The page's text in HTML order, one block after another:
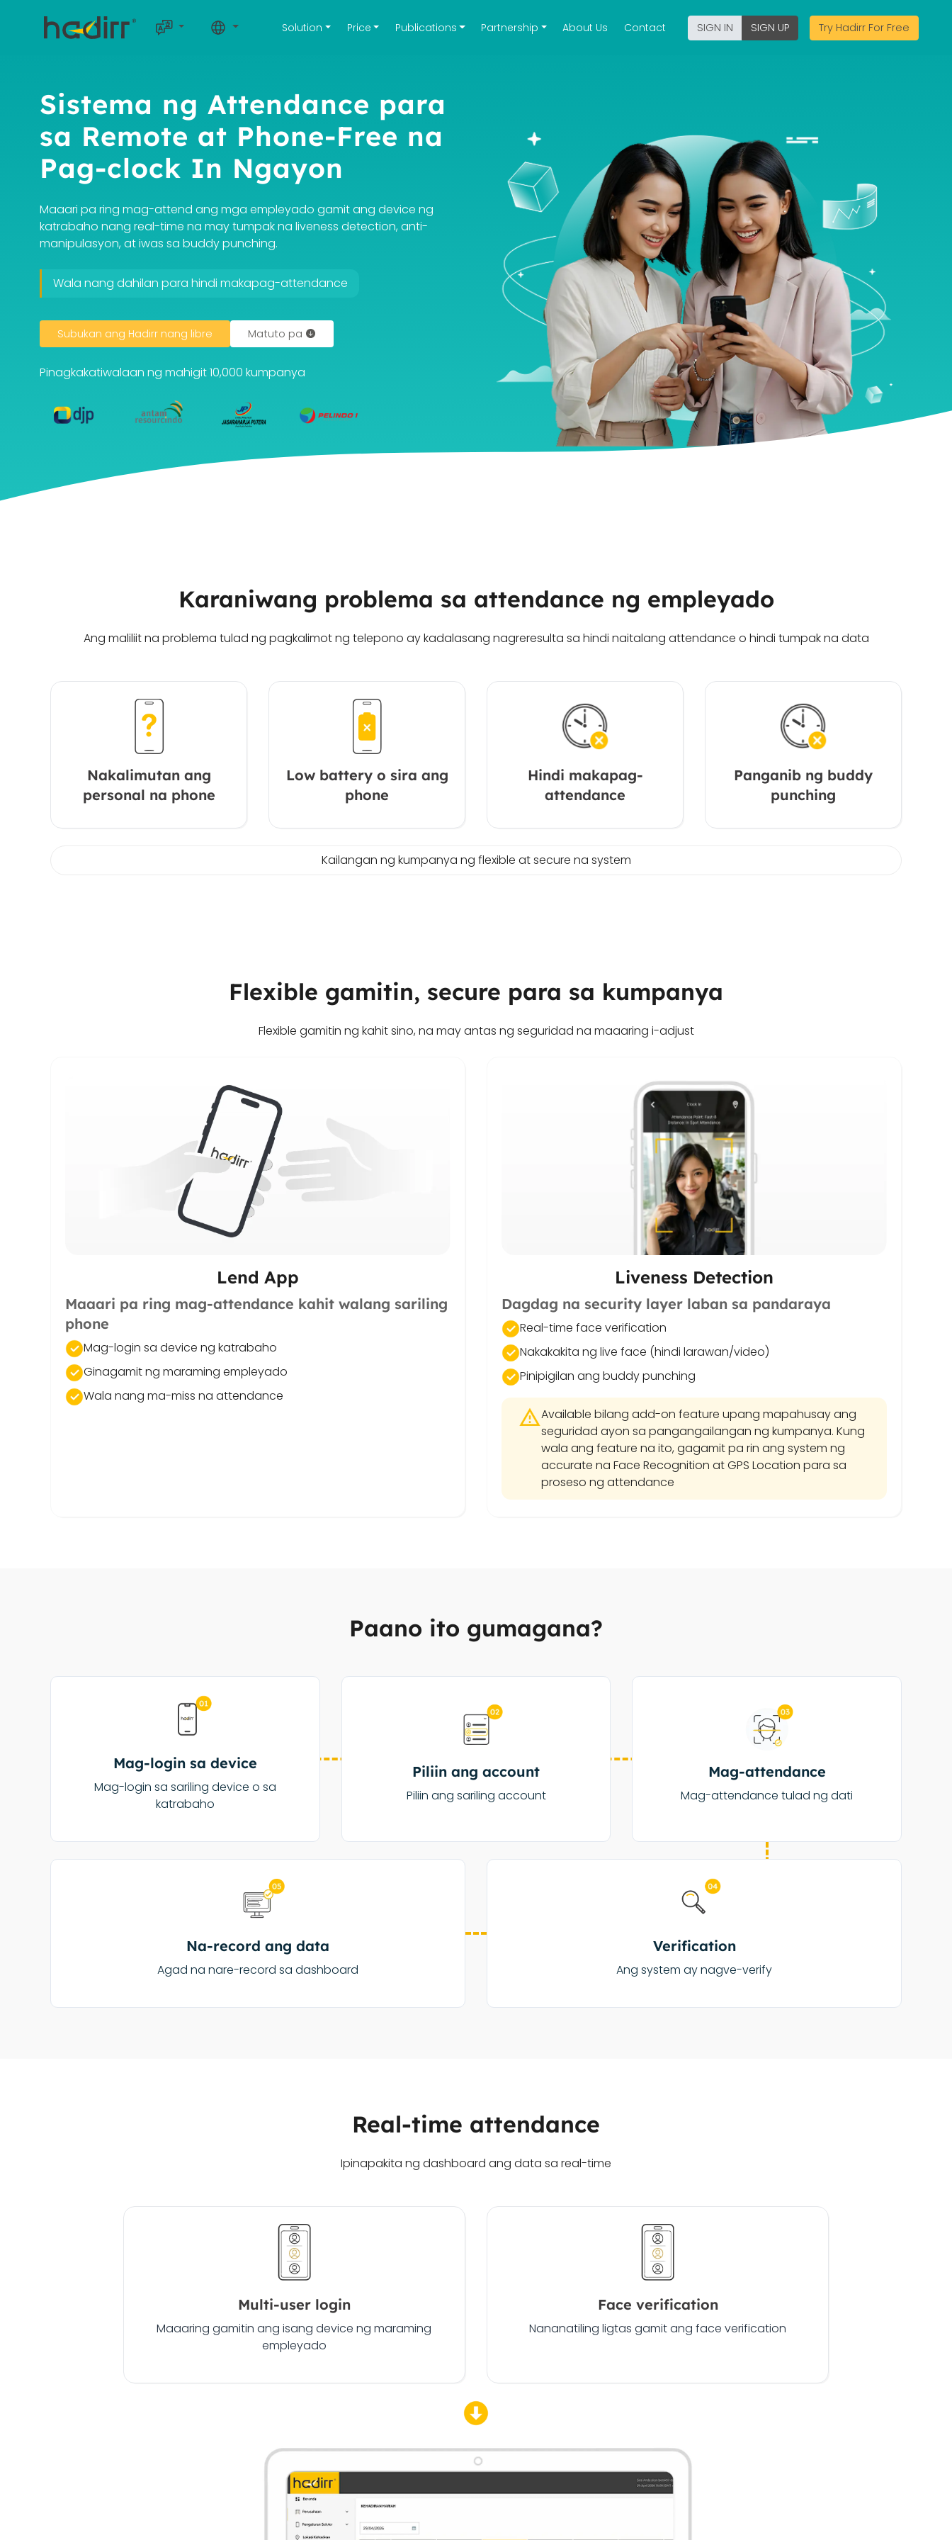
Solution Price Publications Partnership About Us Contact SIGN IN SIGN UP Try Hadirr For Free
Sistema ng Attendance para
sa Remote at Phone-Free na
Pag-clock In Ngayon
Maaari pa ring mag-attend ang mga empleyado gamit ang device ng
katrabaho nang real-time na may tumpak na liveness detection, anti-
manipulasyon, at iwas sa buddy punching.
Wala nang dahilan para hindi makapag-attendance
Subukan ang Hadirr nang libre Matuto pa
Pinagkakatiwalaan ng mahigit 10,000 kumpanya
Karaniwang problema sa attendance ng empleyado
Ang maliliit na problema tulad ng pagkalimot ng telepono ay kadalasang nagreresulta sa hindi naitalang attendance o hindi tumpak na data
Nakalimutan ang
personal na phone
Low battery o sira ang
phone
Hindi makapag-
attendance
Panganib ng buddy
punching
Kailangan ng kumpanya ng flexible at secure na system
Flexible gamitin, secure para sa kumpanya
Flexible gamitin ng kahit sino, na may antas ng seguridad na maaaring i-adjust
Lend App
Maaari pa ring mag-attendance kahit walang sariling
phone
Mag-login sa device ng katrabaho
Ginagamit ng maraming empleyado
Wala nang ma-miss na attendance
Liveness Detection
Dagdag na security layer laban sa pandaraya
Real-time face verification
Nakakakita ng live face (hindi larawan/video)
Pinipigilan ang buddy punching
Available bilang add-on feature upang mapahusay ang
seguridad ayon sa pangangailangan ng kumpanya. Kung
wala ang feature na ito, gagamit pa rin ang system ng
accurate na Face Recognition at GPS Location para sa
proseso ng attendance
Paano ito gumagana?
Mag-login sa device
Mag-login sa sariling device o sa
katrabaho
Piliin ang account
Piliin ang sariling account
Mag-attendance
Mag-attendance tulad ng dati
Na-record ang data
Agad na nare-record sa dashboard
Verification
Ang system ay nagve-verify
Real-time attendance
Ipinapakita ng dashboard ang data sa real-time
Multi-user login
Maaaring gamitin ang isang device ng maraming
empleyado
Face verification
Nananatiling ligtas gamit ang face verification